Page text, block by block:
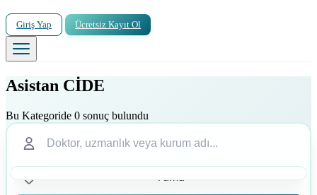
Giriş Yap Ücretsiz Kayıt Ol
Asistan CİDE
Bu Kategoride 0 sonuç bulundu